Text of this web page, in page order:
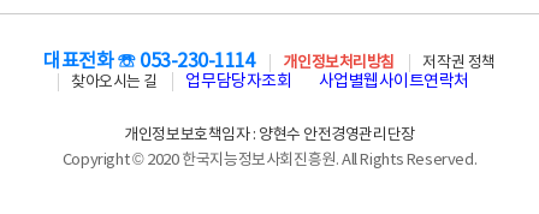
대표전화 ☏ 053-230-1114 개인정보처리방침
저작권 정책
찾아오시는 길
업무담당자조회 사업별웹사이트연락처
개인정보보호책임자 : 양현수 안전경영관리단장
Copyright © 2020 한국지능정보사회진흥원. All Rights Reserved.